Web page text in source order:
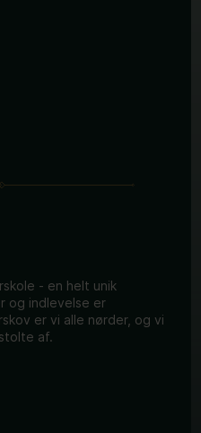
- en helt unik
og indlevelse er
er vi alle nørder, og vi
af.